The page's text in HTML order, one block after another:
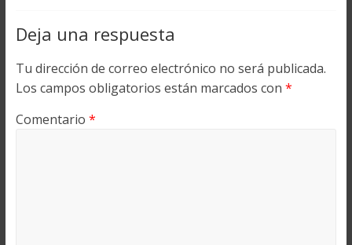
Deja una respuesta
Tu dirección de correo electrónico no será publicada.
Los campos obligatorios están marcados con *
Comentario *